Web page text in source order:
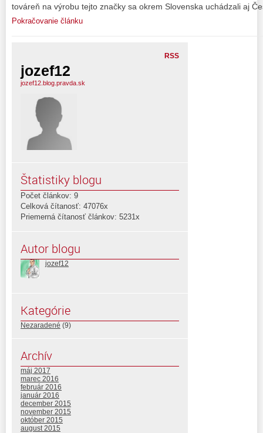
továreň na výrobu tejto značky sa okrem Slovenska uchádzali aj
Pokračovanie článku
RSS
jozef12
jozef12.blog.pravda.sk
Štatistiky blogu
Počet článkov: 9
Celková čítanosť: 47076x
Priemerná čítanosť článkov: 5231x
Autor blogu
jozef12
Kategórie
Nezaradené (9)
Archív
máj 2017
marec 2016
február 2016
január 2016
december 2015
november 2015
október 2015
august 2015